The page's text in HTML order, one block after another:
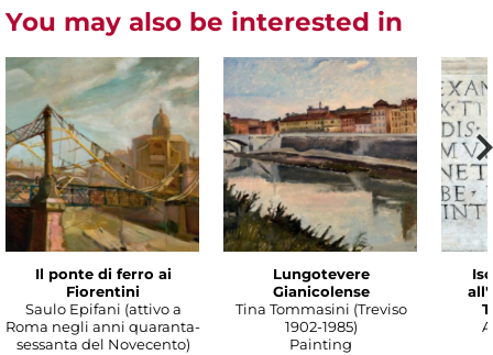
You may also be interested in
Il ponte di ferro ai
Fiorentini
Saulo Epifani (attivo a
Roma negli anni quaranta-
sessanta del Novecento)
Lungotevere
Gianicolense
Tina Tommasini (Treviso
1902-1985)
Painting